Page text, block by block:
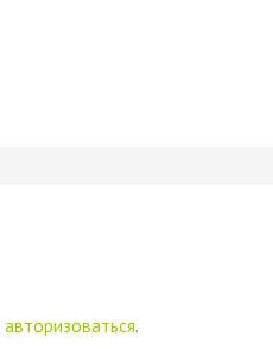
авторизоваться.